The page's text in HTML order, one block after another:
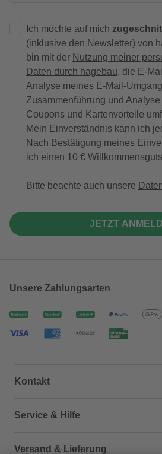
Ich möchte auf mich
(inklusive den Newsletter) von
bin mit der Nutzung meiner
Daten durch hagebau, die E-
Analyse meines E-Mail-
Zusammenführung und
Coupons und Kartenvorteile
Mein Einverständnis kann ich
Nach Bestätigung meines
ich einen 10 €
Bitte beachte auch unsere
JETZT
Unsere Zahlungsarten
Kontakt
Dein Kontakt zu uns
Service & Hilfe
Häufige Fragen (FAQ)
Versand & Lieferung